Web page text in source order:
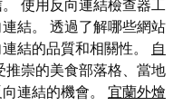
使用反向連結檢查器工
結。 透過了解哪些網站
結的品質和相關性。
自
推崇的美食部落格、當地
連結的機會。 宜蘭外燴